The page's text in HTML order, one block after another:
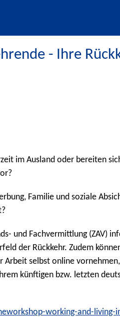
- Ihre
im Ausland oder bereiten
Familie und soziale
und Fachvermittlung (ZAV)
der Rückkehr. Zudem
Arbeit selbst online
künftigen bzw. letzten
working-and-living-